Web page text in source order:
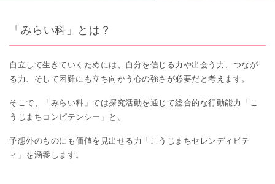
「みらい科」とは？
自立して生きていくためには、自分を信じる力や出会う力、つなが
る力、そして困難にも立ち向かう心の強さが必要だと考えます。
そこで、「みらい科」では探究活動を通じて総合的な行動能力「こ
うじまちコンピテンシー」と、
予想外のものにも価値を見出せる力「こうじまちセレンディピテ
ィ」を涵養します。